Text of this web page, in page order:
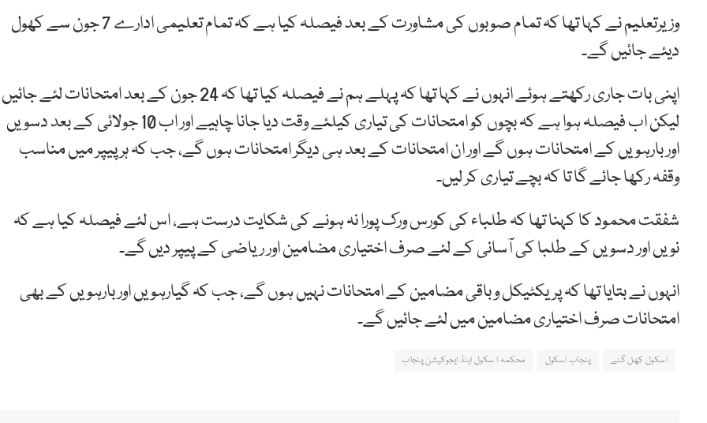
وزیرتعلیم نے کہا تھا کہ تمام صوبوں کی مشاورت کے بعد فیصلہ کیا ہے کہ تمام تعلیمی ادارے 7 جون سے کھول
دیئے جائیں گے۔
اپنی بات جاری رکھتے ہوئے انہوں نے کہا تھا کہ پہلے ہم نے فیصلہ کیا تھا کہ 24 جون کے بعد امتحانات لئے جائیں
لیکن اب فیصلہ ہوا ہے کہ بچوں کو امتحانات کی تیاری کیلئے وقت دیا جانا چاہیے اور اب 10 جولائی کے بعد دسویں
اور بارہویں کے امتحانات ہوں گے اور ان امتحانات کے بعد ہی دیگر امتحانات ہوں گے، جب کہ ہر پیپر میں مناسب
وقفہ رکھا جائے گا تا کہ بچے تیاری کر لیں۔
شفقت محمود کا کہنا تھا کہ طلباء کی کورس ورک پورا نہ ہونے کی شکایت درست ہے، اس لئے فیصلہ کیا ہے کہ
نویں اور دسویں کے طلبا کی آسانی کے لئے صرف اختیاری مضامین اور ریاضی کے پیپر دیں گے۔
انہوں نے بتایا تھا کہ پریکٹیکل و باقی مضامین کے امتحانات نہیں ہوں گے، جب کہ گیارہویں اور بارہویں کے بھی
امتحانات صرف اختیاری مضامین میں لئے جائیں گے۔
اسکول کھل گئے پنجاب اسکول محکمہ ا سکول اینڈ ایجوکیشن پنجاب